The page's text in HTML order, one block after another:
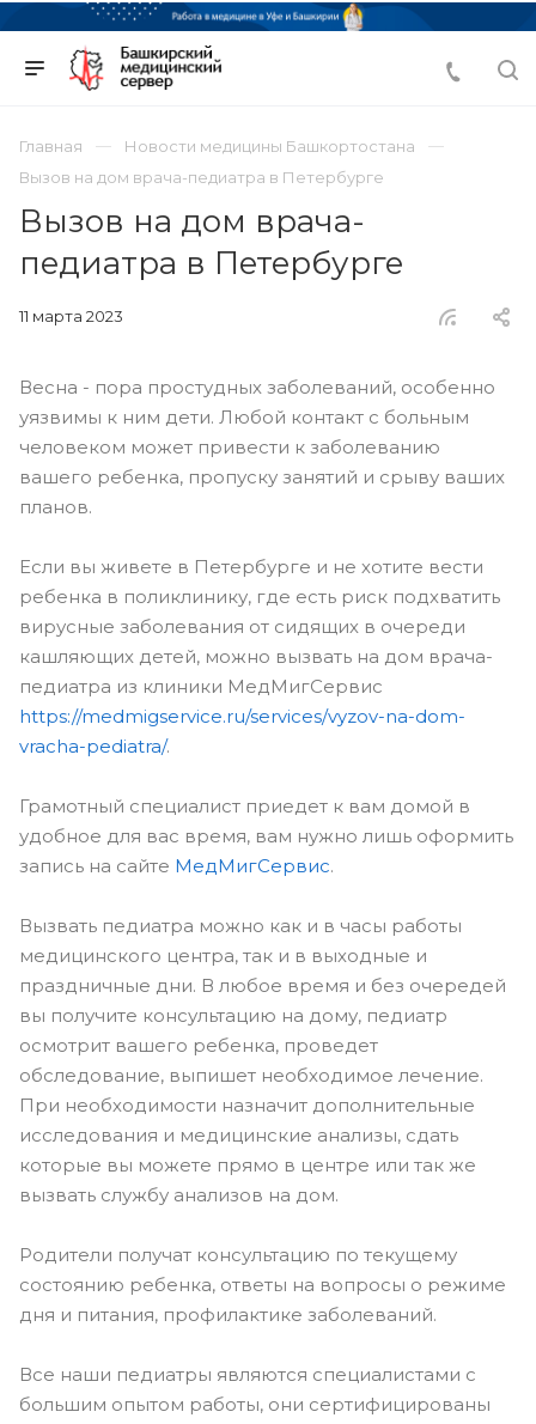
Главная
Новости медицины Башкортостана
Вызов на дом врача-педиатра в Петербурге
Вызов на дом врача-
педиатра в Петербурге
11 марта 2023
Весна - пора простудных заболеваний, особенно
уязвимы к ним дети. Любой контакт с больным
человеком может привести к заболеванию
вашего ребенка, пропуску занятий и срыву ваших
планов.
Если вы живете в Петербурге и не хотите вести
ребенка в поликлинику, где есть риск подхватить
вирусные заболевания от сидящих в очереди
кашляющих детей, можно вызвать на дом врача-
педиатра из клиники МедМигСервис
https://medmigservice.ru/services/vyzov-na-dom-
vracha-pediatra/.
Грамотный специалист приедет к вам домой в
удобное для вас время, вам нужно лишь оформить
запись на сайте МедМигСервис.
Вызвать педиатра можно как и в часы работы
медицинского центра, так и в выходные и
праздничные дни. В любое время и без очередей
вы получите консультацию на дому, педиатр
осмотрит вашего ребенка, проведет
обследование, выпишет необходимое лечение.
При необходимости назначит дополнительные
исследования и медицинские анализы, сдать
которые вы можете прямо в центре или так же
вызвать службу анализов на дом.
Родители получат консультацию по текущему
состоянию ребенка, ответы на вопросы о режиме
дня и питания, профилактике заболеваний.
Все наши педиатры являются специалистами с
большим опытом работы, они сертифицированы